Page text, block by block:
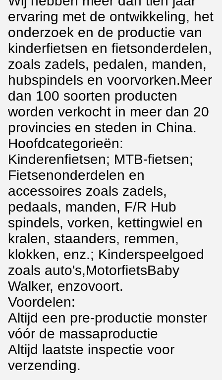
ervaring met de ontwikkeling, het
onderzoek en de productie van
kinderfietsen en fietsonderdelen,
zoals zadels, pedalen, manden,
hubspindels en voorvorken.Meer
dan 100 soorten producten
worden verkocht in meer dan 20
provincies en steden in China.
Hoofdcategorieën:
Kinderenfietsen; MTB-fietsen;
Fietsenonderdelen en
accessoires zoals zadels,
pedaals, manden, F/R Hub
spindels, vorken, kettingwiel en
kralen, staanders, remmen,
klokken, enz.; Kinderspeelgoed
zoals auto's,MotorfietsBaby
Walker, enzovoort.
Voordelen:
Altijd een pre-productie monster
vóór de massaproductie
Altijd laatste inspectie voor
verzending.